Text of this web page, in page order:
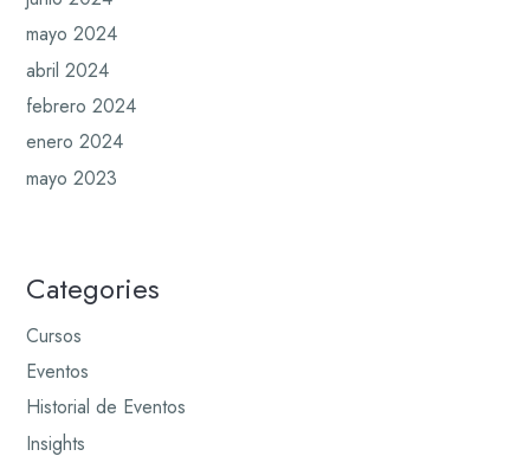
mayo 2024
abril 2024
febrero 2024
enero 2024
mayo 2023
Categories
Cursos
Eventos
Historial de Eventos
Insights